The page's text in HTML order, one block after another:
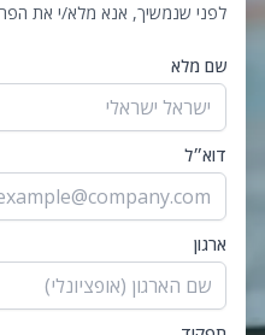
לפני שנמשיך, אנא מלא/י את
שם מלא
דוא״ל
ארגון